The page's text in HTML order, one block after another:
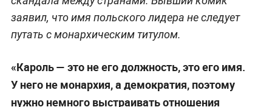
заявил, что имя польского лидера не следует
путать с монархическим титулом.
«Кароль — это не его должность, это его имя.
У него не монархия, а демократия, поэтому
нужно немного выстраивать отношения